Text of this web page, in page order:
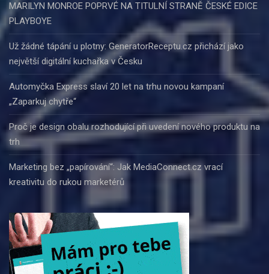
MARILYN MONROE POPRVÉ NA TITULNÍ STRANĚ ČESKÉ EDICE
PLAYBOYE
Už žádné tápání u plotny: GeneratorReceptu.cz přichází jako
největší digitální kuchařka v Česku
Automyčka Express slaví 20 let na trhu novou kampaní
„Zaparkuj chytře“
Proč je design obalu rozhodující při uvedení nového produktu na
trh
Marketing bez „papírování“: Jak MediaConnect.cz vrací
kreativitu do rukou marketérů